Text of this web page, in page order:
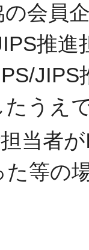
の会員
推進
JIPS
たうえ
当者
た等の